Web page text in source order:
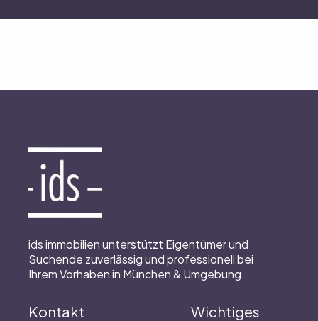
Kontakt
ids immobilien unterstützt Eigentümer und
Suchende zuverlässig und professionell bei
Ihrem Vorhaben in München & Umgebung.
Wichtiges